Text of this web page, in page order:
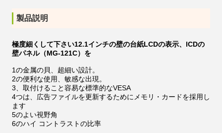
製品説明
極度細くして下さい12.1インチの壁の台紙LCDの表示、lCDの
壁パネル（MG-121C）を
1の金属の貝、超細い設計。
2の便利な使用、敏感な出現。
3、取付けること容易な標準的なVESA
4つは、広告ファイルを更新するためにメモリ・カードを採用し
ます
5のよい視野角
6のハイ コントラストの比率